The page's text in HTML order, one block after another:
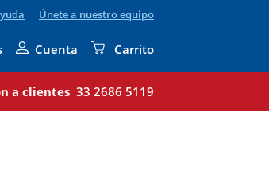
Únete a nuestro equipo
Cuenta Carrito
a clientes 33 2686 5119